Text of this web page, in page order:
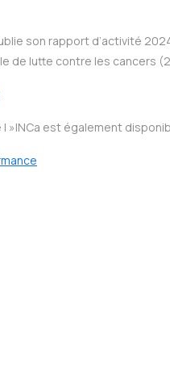
son rapport d’activité
de lutte contre les cancers
»INCa est également